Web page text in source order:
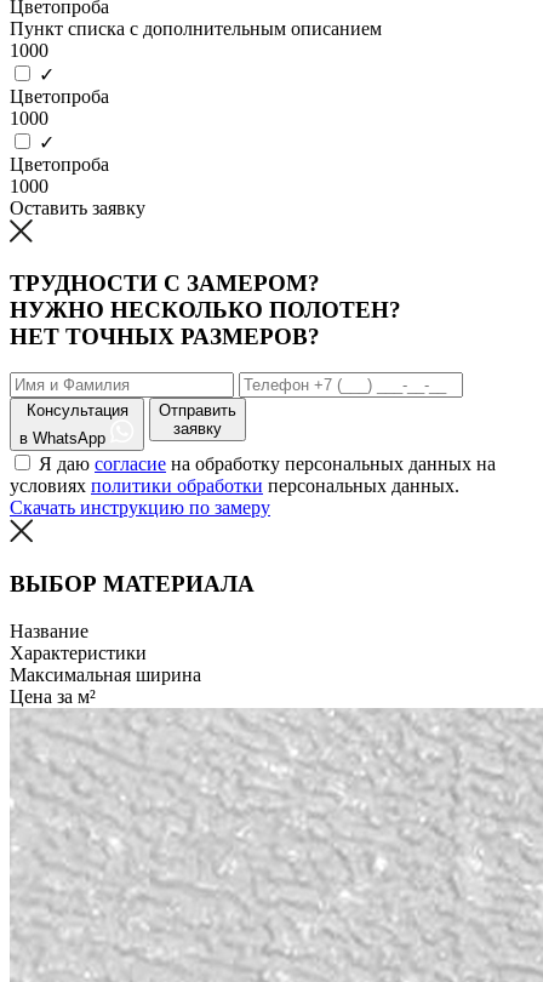
Цветопроба
Пункт списка с дополнительным описанием
1000
✓
Цветопроба
1000
✓
Цветопроба
1000
Оставить заявку
ТРУДНОСТИ С ЗАМЕРОМ?
НУЖНО НЕСКОЛЬКО ПОЛОТЕН?
НЕТ ТОЧНЫХ РАЗМЕРОВ?
Консультация
в WhatsApp
Отправить
заявку
Я даю согласие на обработку персональных данных на
условиях политики обработки персональных данных.
Скачать инструкцию по замеру
ВЫБОР МАТЕРИАЛА
Название
Характеристики
Максимальная ширина
Цена за м²